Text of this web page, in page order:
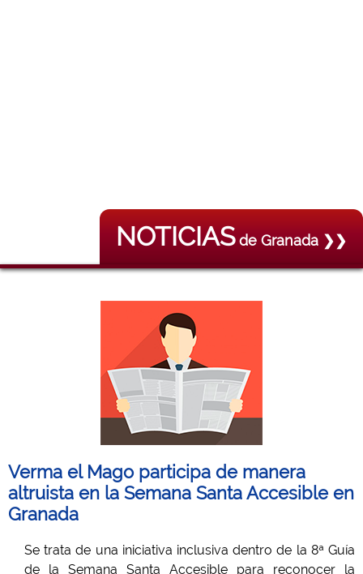
NOTICIASde Granada ❯❯
Verma el Mago participa de manera
altruista en la Semana Santa Accesible en
Granada
Se trata de una iniciativa inclusiva dentro de la 8ª Guía
de la Semana Santa Accesible para reconocer la